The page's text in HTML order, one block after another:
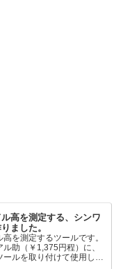
高を測定する、シンワ
ました。
を測定するツールです。
助（￥1,375円程）に、
ルを取り付けて使用しま